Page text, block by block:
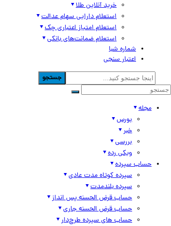
خرید آنلاین طلا
استعلام دارایی سهام عدالت
استعلام امتیاز اعتباری چک
استعلام ضمانت‌های بانکی
شماره شبا
اعتبار سنجی
جستجو
مجله
بورس
خبر
بررسی
ویکی رده
حساب سپرده
سپرده کوتاه مدت عادی
سپرده بلندمدت
حساب قرض الحسنه پس انداز
حساب قرض الحسنه جاری
حساب های سپرده طرح‌دار